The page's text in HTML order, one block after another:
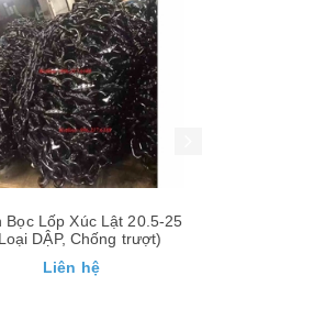
Xem nhanh
Xích bọc lốp các loại
Liên hệ